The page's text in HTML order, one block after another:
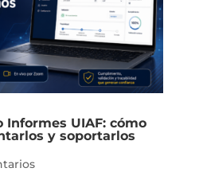
Informes UIAF: cómo
y soportarlos